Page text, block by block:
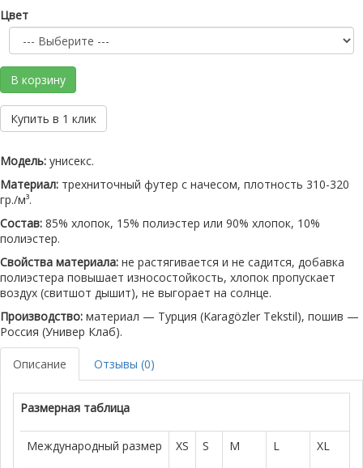
Цвет
В корзину
Купить в 1 клик
Модель: унисекс.
Материал: трехниточный футер с начесом, плотность 310-320
гр./м³.
Состав: 85% хлопок, 15% полиэстер или 90% хлопок, 10%
полиэстер.
Свойства материала: не растягивается и не садится, добавка
полиэстера повышает износостойкость, хлопок пропускает
воздух (свитшот дышит), не выгорает на солнце.
Производство: материал — Турция (Karagözler Tekstil), пошив —
Россия (Универ Клаб).
Описание Отзывы (0)
Размерная таблица
Международный размер XS S M L XL